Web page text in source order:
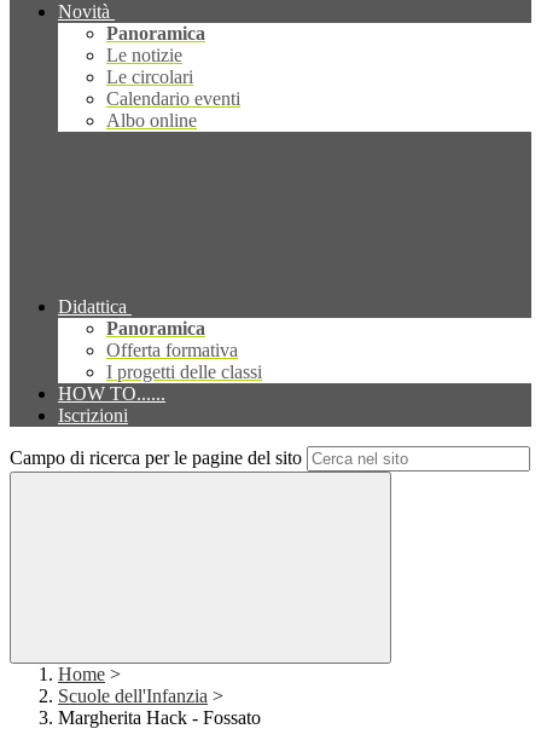
Novità
Panoramica
Le notizie
Le circolari
Calendario eventi
Albo online
Didattica
Panoramica
Offerta formativa
I progetti delle classi
HOW TO......
Iscrizioni
Campo di ricerca per le pagine del sito
Home >
Scuole dell'Infanzia >
Margherita Hack - Fossato